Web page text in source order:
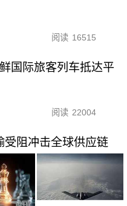
阅读 16515
国际旅客列车抵达平
阅读 22004
受阻冲击全球供应链